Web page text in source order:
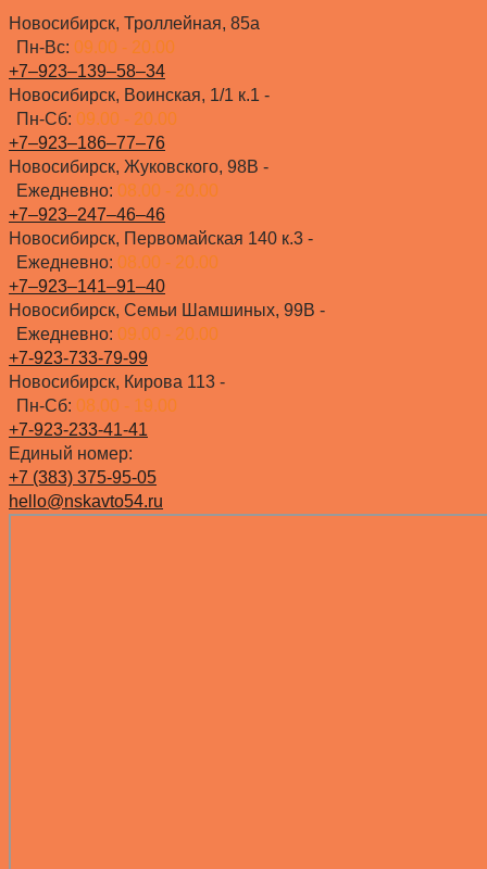
Новосибирск, Троллейная, 85а
Пн-Вс: 09.00 - 20.00
+7‒923‒139‒58‒34
Новосибирск, Воинская, 1/1 к.1 -
Пн-Сб: 09.00 - 20.00
+7‒923‒186‒77‒76
Новосибирск, Жуковского, 98В -
Ежедневно: 08.00 - 20.00
+7‒923‒247‒46‒46
Новосибирск, Первомайская 140 к.3 -
Ежедневно: 08.00 - 20.00
+7‒923‒141‒91‒40
Новосибирск, Семьи Шамшиных, 99В -
Ежедневно: 09.00 - 20.00
+7-923-733-79-99
Новосибирск, Кирова 113 -
Пн-Сб: 08.00 - 19.00
+7-923-233-41-41
Единый номер:
+7 (383) 375-95-05
hello@nskavto54.ru